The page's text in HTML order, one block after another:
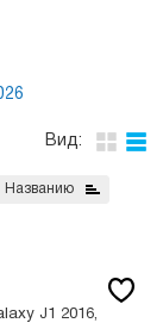
Вид:
Названию
J1 2016,